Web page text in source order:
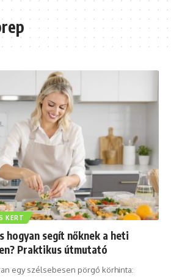
KERT
hogyan segít nőknek a heti
Praktikus útmutató
egy szélsebesen pörgő körhinta: